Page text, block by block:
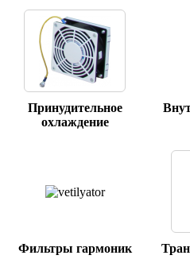
Принудительное
охлаждение
Фильтры гармоник